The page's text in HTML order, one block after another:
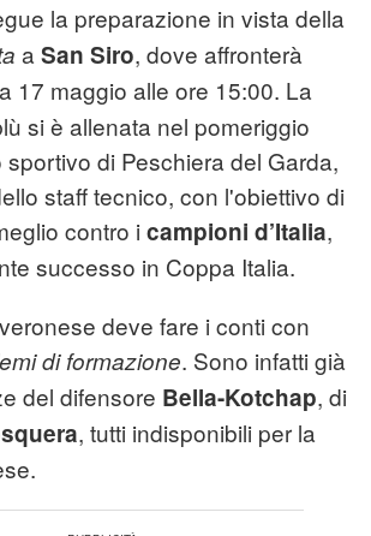
la preparazione in vista della
a San Siro, dove affronterà
17 maggio alle ore 15:00. La
si è allenata nel pomeriggio
di Peschiera del Garda,
staff tecnico, con l'obiettivo di
contro i campioni d’Italia,
successo in Coppa Italia.
deve fare i conti con
di formazione. Sono infatti già
del difensore Bella-Kotchap, di
, tutti indisponibili per la